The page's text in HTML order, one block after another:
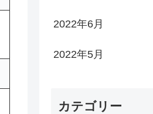
2022年6月
2022年5月
カテゴリー